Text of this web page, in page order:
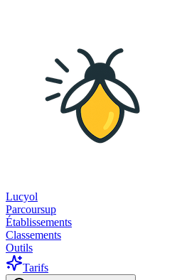
Lucyol
Parcoursup
Établissements
Classements
Outils
Tarifs